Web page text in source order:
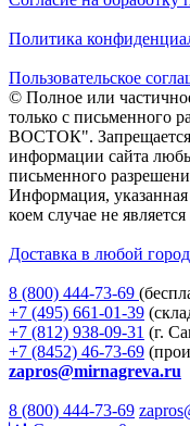
Политика
Пользовательское
© Полное или
только с
ВОСТОК". Запрещается
информации сайта
письменного
Информация, указанная
коем случае не
Доставка в любой
8 (800) 444-73-69
+7 (495) 661-01-39
+7 (812) 938-09-31 (г.
+7 (8452) 46-73-69
zapros@mirnagreva.ru
8 (800) 444-73-69